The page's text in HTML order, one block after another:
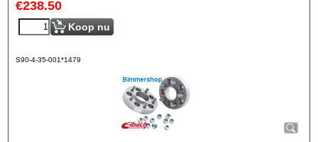
€238.50
Koop nu
S90-4-35-001*1479